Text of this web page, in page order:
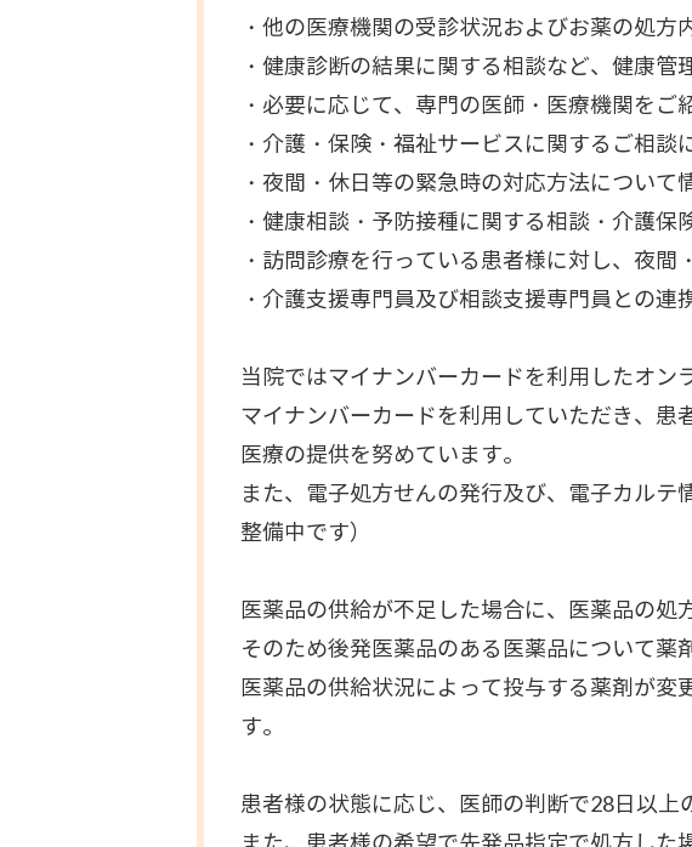
・他の医療機関の受診状況およびお薬の処方
・健康診断の結果に関する相談など、健康管
・必要に応じて、専門の医師・医療機関をご
・介護・保険・福祉サービスに関するご相談
・夜間・休日等の緊急時の対応方法について
・健康相談・予防接種に関する相談・介護保
・訪問診療を行っている患者様に対し、夜間
・介護支援専門員及び相談支援専門員との連
当院ではマイナンバーカードを利用したオン
マイナンバーカードを利用していただき、
医療の提供を努めています。
また、電子処方せんの発行及び、電子カル
整備中です）
医薬品の供給が不足した場合に、医薬品の処
そのため後発医薬品のある医薬品について薬
医薬品の供給状況によって投与する薬剤が変
す。
患者様の状態に応じ、医師の判断で28日以上